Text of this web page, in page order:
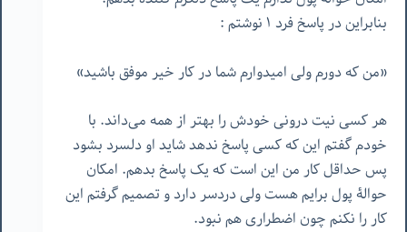
بنابراین در پاسخ فرد ١ نوشتم :
«من که دورم ولی امیدوارم شما در کار خیر موفق باشید»
هر کسی نیت درونی خودش را بهتر از همه می‌داند. با
خودم گفتم این که کسی پاسخ ندهد شاید او دلسرد بشود
پس حداقل کار من این است که یک پاسخ بدهم. امکان
حوالۀ پول برایم هست ولی دردسر دارد و تصمیم گرفتم این
کار را نکنم چون اضطراری هم نبود.